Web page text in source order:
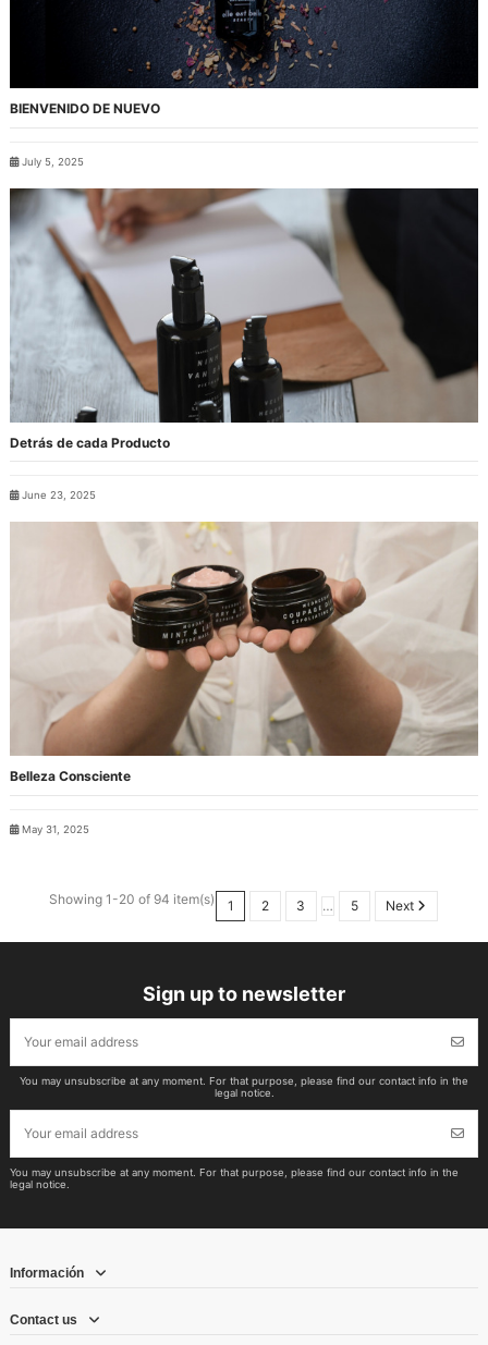
BIENVENIDO DE NUEVO
July 5, 2025
Detrás de cada Producto
June 23, 2025
Belleza Consciente
May 31, 2025
Showing 1-20 of 94 item(s) 1 2 3 … 5 Next
Sign up to newsletter
You may unsubscribe at any moment. For that purpose, please find our contact info in the
legal notice.
You may unsubscribe at any moment. For that purpose, please find our contact info in the
legal notice.
Información
Contact us